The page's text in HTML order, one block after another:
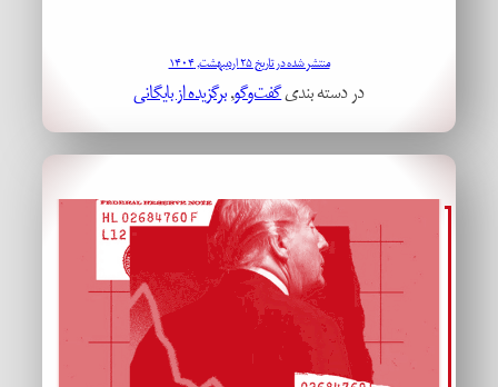
منتشر شده در تاریخ ۲۵ اردیبهشت, ۱۴۰۴
در دسته بندیگفت‌وگو, برگزیده از بایگانی